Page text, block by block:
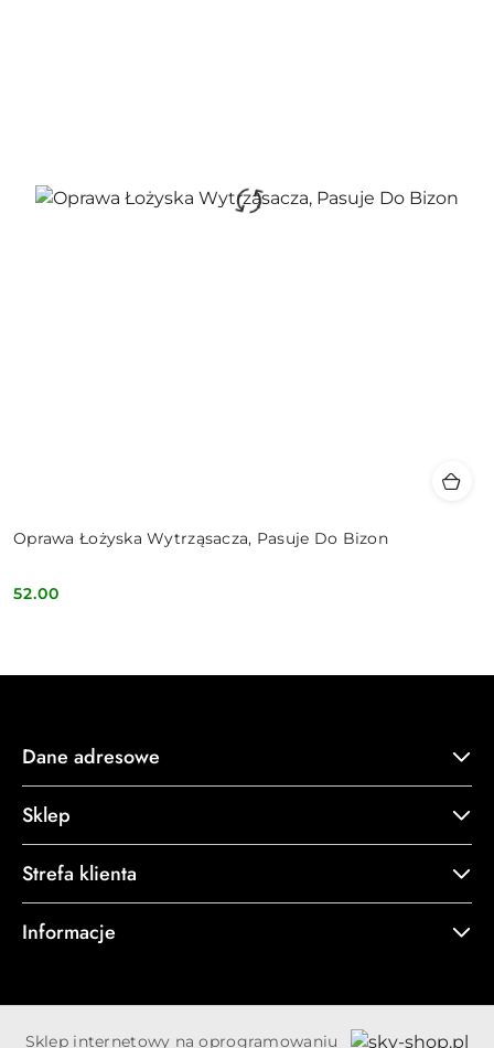
Oprawa Łożyska Wytrząsacza, Pasuje Do Bizon
Cena:
52.00
Dane adresowe
Sklep
Strefa klienta
Informacje
Sklep internetowy na oprogramowaniu